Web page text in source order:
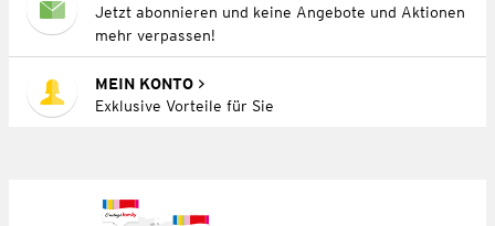
Jetzt abonnieren und keine Angebote und Aktionen
mehr verpassen!
MEIN KONTO
Exklusive Vorteile für Sie